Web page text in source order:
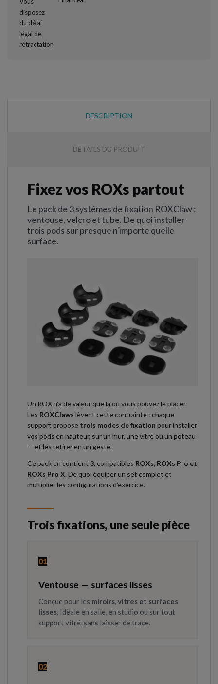
DESCRIPTION
DÉTAILS DU PRODUIT
Fixez vos ROXs partout
Le pack de 3 systèmes de fixation ROXClaw :
ventouse, velcro et tube. De quoi installer
trois pods sur presque n'importe quelle
surface.
Un ROX n'a de valeur que là où vous pouvez le placer.
Les ROXClaws lèvent cette contrainte : chaque
support propose trois modes de fixation pour installer
vos pods en hauteur, sur un mur, une vitre ou un poteau
— et les retirer en un geste.
Ce pack en contient 3, compatibles ROXs, ROXs Pro et
ROXs Pro X. De quoi équiper un set complet et
multiplier les configurations d'exercice.
Trois fixations, une seule pièce
01
Ventouse — surfaces lisses
Conçue pour les miroirs, vitres et surfaces
lisses. Idéale en salle, en studio ou sur tout
support vitré, sans laisser de trace.
02